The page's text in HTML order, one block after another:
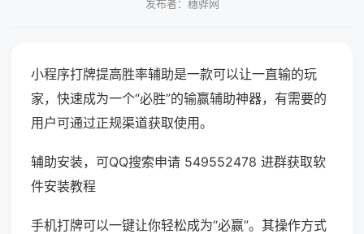
发布者：穗骅网
小程序打牌提高胜率辅助是一款可以让一直输的玩
家，快速成为一个“必胜”的输赢辅助神器，有需要的
用户可通过正规渠道获取使用。
辅助安装，可QQ搜索申请 549552478 进群获取软
件安装教程
手机打牌可以一键让你轻松成为“必赢”。其操作方式